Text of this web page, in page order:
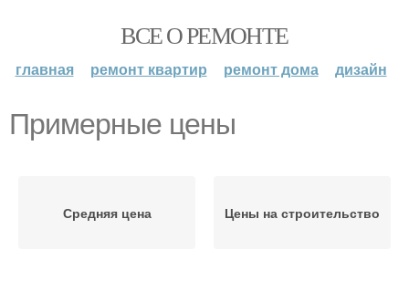
ВСЕ О РЕМОНТЕ
главная ремонт квартир ремонт дома дизайн
Примерные цены
Средняя цена Цены на строительство